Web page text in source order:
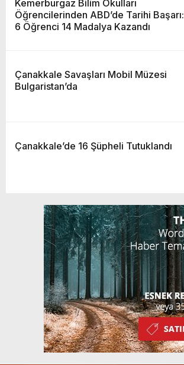
Kemerburgaz Bilim Okulları
Öğrencilerinden ABD’de Tarihi Başarı:
6 Öğrenci 14 Madalya Kazandı
Çanakkale Savaşları Mobil Müzesi
Bulgaristan’da
Çanakkale’de 16 Şüpheli Tutuklandı